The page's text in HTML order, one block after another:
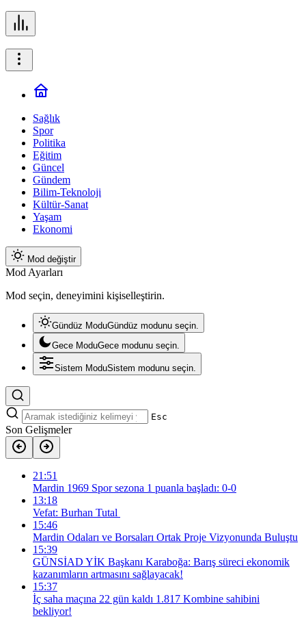
Sağlık
Spor
Politika
Eğitim
Güncel
Gündem
Bilim-Teknoloji
Kültür-Sanat
Yaşam
Ekonomi
Mod değiştir
Mod Ayarları
Mod seçin, deneyimini kişiselleştirin.
Gündüz ModuGündüz modunu seçin.
Gece ModuGece modunu seçin.
Sistem ModuSistem modunu seçin.
Esc
Son Gelişmeler
21:51
Mardin 1969 Spor sezona 1 puanla başladı: 0-0
13:18
Vefat: Burhan Tutal
15:46
Mardin Odaları ve Borsaları Ortak Proje Vizyonunda Buluştu
15:39
GÜNSİAD YİK Başkanı Karaboğa: Barış süreci ekonomik
kazanımların artmasını sağlayacak!
15:37
İç saha maçına 22 gün kaldı 1.817 Kombine sahibini
bekliyor!